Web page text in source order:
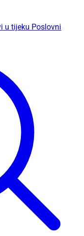
u tijeku Poslovni